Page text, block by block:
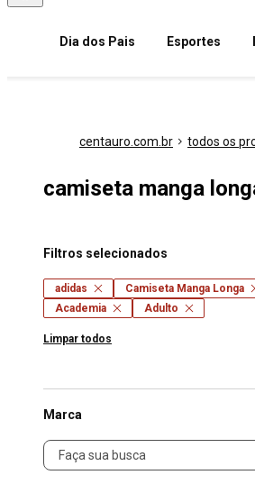
Dia dos Pais Esportes
centauro.com.br todos os
camiseta manga
Filtros selecionados
adidas
Camiseta Manga Longa
Academia
Adulto
Limpar todos
Marca
Marca